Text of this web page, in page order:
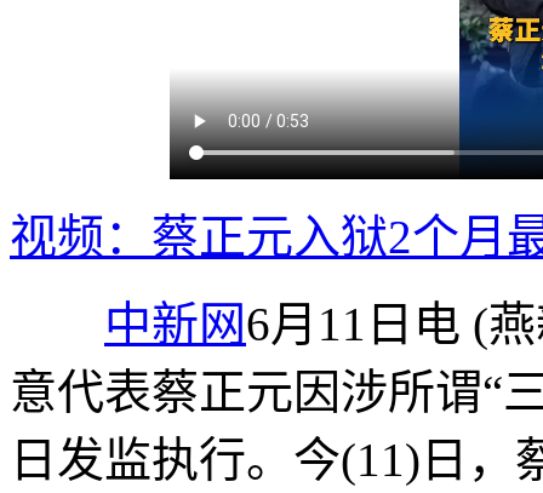
视频：蔡正元入狱2个月
中新网6月11日电 (
意代表蔡正元因涉所谓“
日发监执行。今(11)日